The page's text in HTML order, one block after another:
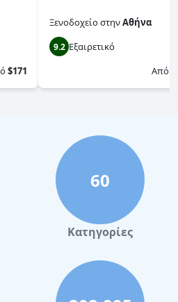
$171
ΞενοδοχείοστηνΑθήνα
9.2 Εξαιρετικό
Από
60
Κατηγορίες